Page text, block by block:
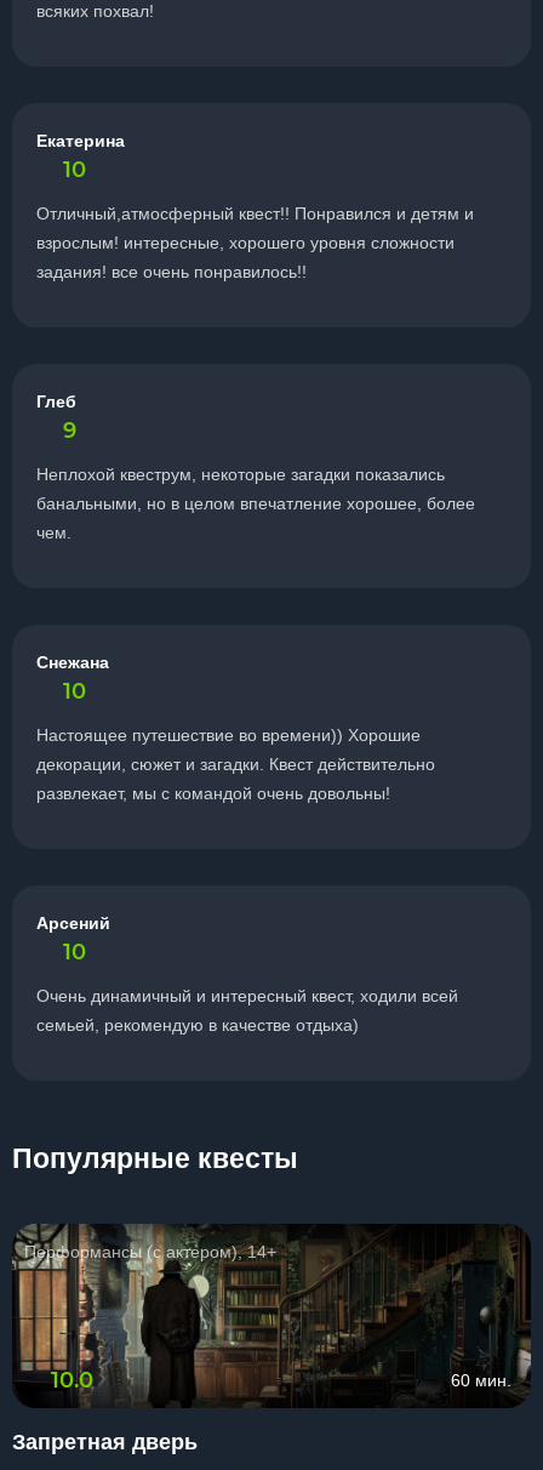
всяких похвал!
Екатерина
10
Отличный,атмосферный квест!! Понравился и детям и
взрослым! интересные, хорошего уровня сложности
задания! все очень понравилось!!
Глеб
9
Неплохой квеструм, некоторые загадки показались
банальными, но в целом впечатление хорошее, более
чем.
Снежана
10
Настоящее путешествие во времени)) Хорошие
декорации, сюжет и загадки. Квест действительно
развлекает, мы с командой очень довольны!
Арсений
10
Очень динамичный и интересный квест, ходили всей
семьей, рекомендую в качестве отдыха)
Популярные квесты
Перформансы (с актером), 14+
10.0 60 мин.
Запретная дверь